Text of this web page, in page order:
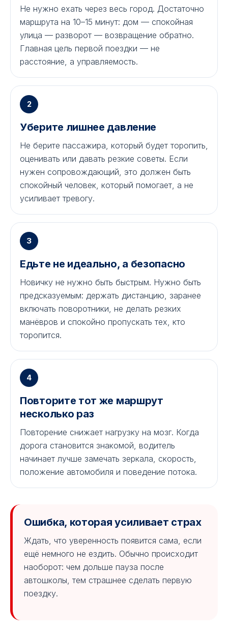
Не нужно ехать через весь город. Достаточно
маршрута на 10–15 минут: дом — спокойная
улица — разворот — возвращение обратно.
Главная цель первой поездки — не
расстояние, а управляемость.
2
Уберите лишнее давление
Не берите пассажира, который будет торопить,
оценивать или давать резкие советы. Если
нужен сопровождающий, это должен быть
спокойный человек, который помогает, а не
усиливает тревогу.
3
Едьте не идеально, а безопасно
Новичку не нужно быть быстрым. Нужно быть
предсказуемым: держать дистанцию, заранее
включать поворотники, не делать резких
манёвров и спокойно пропускать тех, кто
торопится.
4
Повторите тот же маршрут
несколько раз
Повторение снижает нагрузку на мозг. Когда
дорога становится знакомой, водитель
начинает лучше замечать зеркала, скорость,
положение автомобиля и поведение потока.
Ошибка, которая усиливает страх
Ждать, что уверенность появится сама, если
ещё немного не ездить. Обычно происходит
наоборот: чем дольше пауза после
автошколы, тем страшнее сделать первую
поездку.